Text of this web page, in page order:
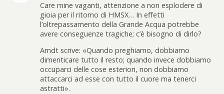
Care mine vaganti, attenzione a non esplodere di
gioia per il ritorno di HMSX… In effetti
l’oltrepassamento della Grande Acqua potrebbe
avere conseguenze tragiche; c’è bisogno di dirlo?
Arndt scrive: «Quando preghiamo, dobbiamo
dimenticare tutto il resto; quando invece dobbiamo
occuparci delle cose esteriori, non dobbiamo
attaccarci ad esse con tutto il cuore ma tenerci
astratti».